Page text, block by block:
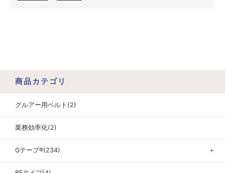
商品カテゴリ
グルアー用ベルト(2)
業務効率化(2)
Gテープ®(234) ＋